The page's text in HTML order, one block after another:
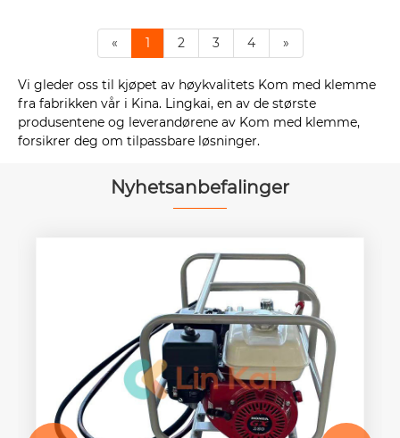
« 1 2 3 4 »
Vi gleder oss til kjøpet av høykvalitets Kom med klemme
fra fabrikken vår i Kina. Lingkai, en av de største
produsentene og leverandørene av Kom med klemme,
forsikrer deg om tilpassbare løsninger.
Nyhetsanbefalinger